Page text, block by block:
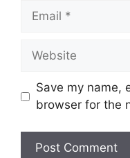
Save my name,
browser for the